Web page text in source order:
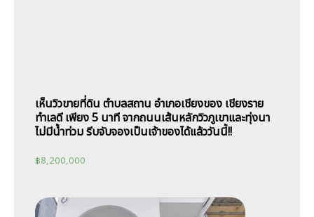
เห็นวิวขายที่ดิน ตำบลสถาน อำเภอเชียงของ เชียงราย
ทำเลดี เพียง 5 นาที จากถนนเส้นหลักวิวภูเขาและทุ่งนา
ไม่มีน้ำท่วม รีบจับจองเป็นเจ้าของได้แล้ววันนี้!!
฿8,200,000